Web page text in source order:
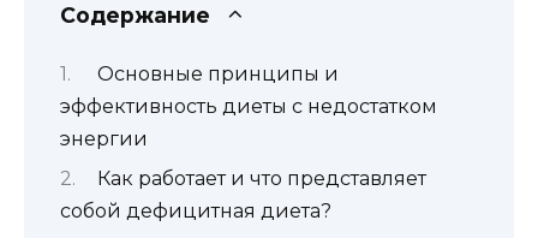
Содержание
Основные принципы и
эффективность диеты с недостатком
энергии
Как работает и что представляет
собой дефицитная диета?